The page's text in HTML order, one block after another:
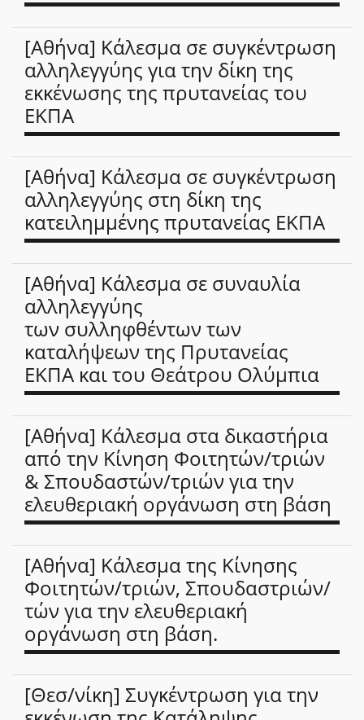
[Αθήνα] Κάλεσμα σε συγκέντρωση
αλληλεγγύης για την δίκη της
εκκένωσης της πρυτανείας του
ΕΚΠΑ
[Αθήνα] Κάλεσμα σε συγκέντρωση
αλληλεγγύης στη δίκη της
κατειλημμένης πρυτανείας ΕΚΠΑ
[Αθήνα] Κάλεσμα σε συναυλία
αλληλεγγύης
των συλληφθέντων των
καταλήψεων της Πρυτανείας
ΕΚΠΑ και του Θεάτρου Ολύμπια
[Αθήνα] Κάλεσμα στα δικαστήρια
από την Κίνηση Φοιτητών/τριών
& Σπουδαστών/τριών για την
ελευθεριακή οργάνωση στη βάση
[Αθήνα] Κάλεσμα της Κίνησης
Φοιτητών/τριών, Σπουδαστριών/
τών για την ελευθεριακή
οργάνωση στη βάση.
[Θεσ/νίκη] Συγκέντρωση για την